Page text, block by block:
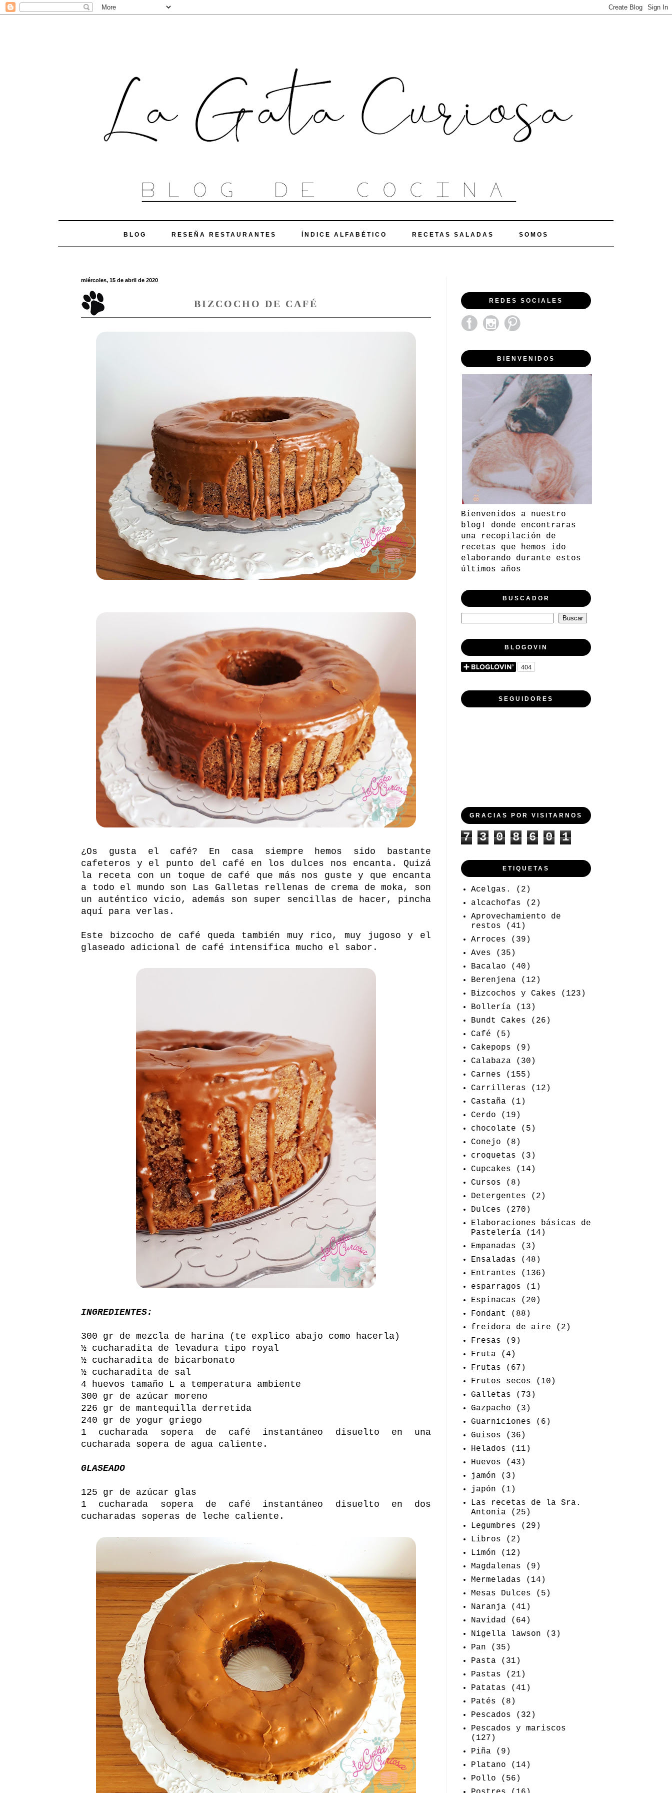
BLOG RESEÑA RESTAURANTES ÍNDICE ALFABÉTICO RECETAS SALADAS SOMOS
miércoles, 15 de abril de 2020
BIZCOCHO DE CAFÉ
¿Os gusta el café? En casa siempre hemos sido bastante
cafeteros y el punto del café en los dulces nos encanta. Quizá
la receta con un toque de café que más nos guste y que encanta
a todo el mundo son Las Galletas rellenas de crema de moka, son
un auténtico vicio, además son super sencillas de hacer, pincha
aquí para verlas.
Este bizcocho de café queda también muy rico, muy jugoso y el
glaseado adicional de café intensifica mucho el sabor.
INGREDIENTES:
300 gr de mezcla de harina (te explico abajo como hacerla)
½ cucharadita de levadura tipo royal
½ cucharadita de bicarbonato
½ cucharadita de sal
4 huevos tamaño L a temperatura ambiente
300 gr de azúcar moreno
226 gr de mantequilla derretida
240 gr de yogur griego
1 cucharada sopera de café instantáneo disuelto en una
cucharada sopera de agua caliente.
GLASEADO
125 gr de azúcar glas
1 cucharada sopera de café instantáneo disuelto en dos
cucharadas soperas de leche caliente.
REDES SOCIALES
BIENVENIDOS
Bienvenidos a nuestro
blog! donde encontraras
una recopilación de
recetas que hemos ido
elaborando durante estos
últimos años
BUSCADOR
BLOGOVIN
SEGUIDORES
GRACIAS POR VISITARNOS
7 3 0 8 6 0 1
ETIQUETAS
Acelgas.
(2)
alcachofas
(2)
Aprovechamiento de
restos
(41)
Arroces
(39)
Aves
(35)
Bacalao
(40)
Berenjena
(12)
Bizcochos y Cakes
(123)
Bollería
(13)
Bundt Cakes
(26)
Café
(5)
Cakepops
(9)
Calabaza
(30)
Carnes
(155)
Carrilleras
(12)
Castaña
(1)
Cerdo
(19)
chocolate
(5)
Conejo
(8)
croquetas
(3)
Cupcakes
(14)
Cursos
(8)
Detergentes
(2)
Dulces
(270)
Elaboraciones básicas de
Pastelería
(14)
Empanadas
(3)
Ensaladas
(48)
Entrantes
(136)
esparragos
(1)
Espinacas
(20)
Fondant
(88)
freidora de aire
(2)
Fresas
(9)
Fruta
(4)
Frutas
(67)
Frutos secos
(10)
Galletas
(73)
Gazpacho
(3)
Guarniciones
(6)
Guisos
(36)
Helados
(11)
Huevos
(43)
jamón
(3)
japón
(1)
Las recetas de la Sra.
Antonia
(25)
Legumbres
(29)
Libros
(2)
Limón
(12)
Magdalenas
(9)
Mermeladas
(14)
Mesas Dulces
(5)
Naranja
(41)
Navidad
(64)
Nigella lawson
(3)
Pan
(35)
Pasta
(31)
Pastas
(21)
Patatas
(41)
Patés
(8)
Pescados
(32)
Pescados y mariscos
(127)
Piña
(9)
Platano
(14)
Pollo
(56)